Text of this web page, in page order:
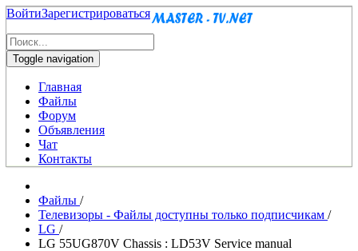
ВойтиЗарегистрироваться
Toggle navigation
Главная
Файлы
Форум
Объявления
Чат
Контакты
Файлы /
Телевизоры - Файлы доступны только подписчикам /
LG /
LG 55UG870V Chassis : LD53V Service manual